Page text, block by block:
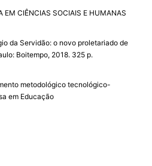
EM CIÊNCIAS SOCIAIS E HUMANAS
da Servidão: o novo proletariado de
Boitempo, 2018. 325 p.
metodológico tecnológico-
em Educação